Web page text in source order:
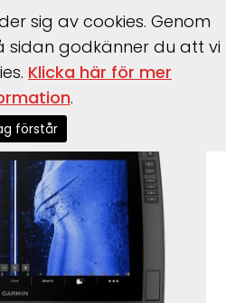
>EchoMAP Ultra 2 162sv
sig av cookies. Genom
godkänner du att vi
Klicka här för mer
.
förstår